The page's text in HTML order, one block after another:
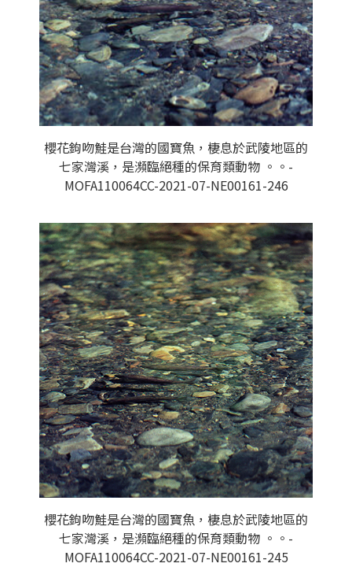
櫻花鉤吻鮭是台灣的國寶魚，棲息於武陵地區的
七家灣溪，是瀕臨絕種的保育類動物 。。-
MOFA110064CC-2021-07-NE00161-246
櫻花鉤吻鮭是台灣的國寶魚，棲息於武陵地區的
七家灣溪，是瀕臨絕種的保育類動物 。。-
MOFA110064CC-2021-07-NE00161-245